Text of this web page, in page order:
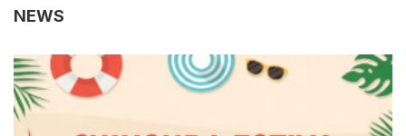
NEWS